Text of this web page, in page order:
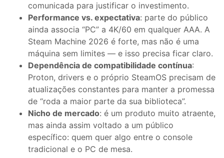
comunicada para justificar o investimento.
Performance vs. expectativa: parte do público
ainda associa “PC” a 4K/60 em qualquer AAA. A
Steam Machine 2026 é forte, mas não é uma
máquina sem limites — e isso precisa ficar claro.
Dependência de compatibilidade contínua:
Proton, drivers e o próprio SteamOS precisam de
atualizações constantes para manter a promessa
de “roda a maior parte da sua biblioteca”.
Nicho de mercado: é um produto muito atraente,
mas ainda assim voltado a um público
específico: quem quer algo entre o console
tradicional e o PC de mesa.